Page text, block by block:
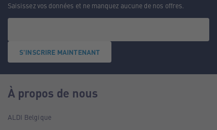
Saisissez vos données et ne manquez aucune de nos offres.
S'INSCRIRE MAINTENANT
À propos de nous
ALDI Belgique